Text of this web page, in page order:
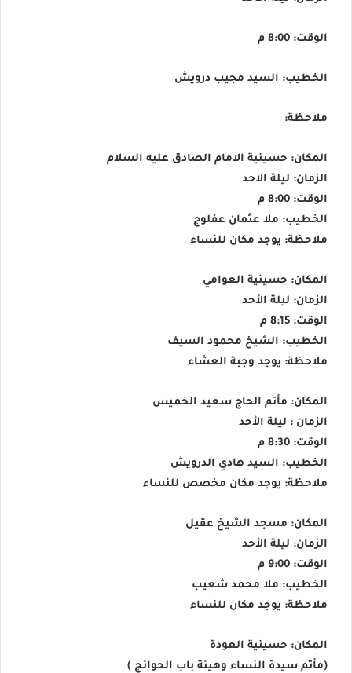
الوقت: 8:00 م
الخطيب: السيد مجيب درويش
ملاحظة:
المكان: حسينية الامام الصادق عليه السلام
الزمان: ليلة الاحد
الوقت: 8:00 م
الخطيب: ملا عثمان عفلوج
ملاحظة: يوجد مكان للنساء
المكان: حسينية العوامي
الزمان: ليلة الأحد
الوقت: 8:15 م
الخطيب: الشيخ محمود السيف
ملاحظة: يوجد وجبة العشاء
المكان: مأتم الحاج سعيد الخميس
الزمان : ليلة الأحد
الوقت: 8:30 م
الخطيب: السيد هادي الدرويش
ملاحظة: يوجد مكان مخصص للنساء
المكان: مسجد الشيخ عقيل
الزمان: ليلة الأحد
الوقت: 9:00 م
الخطيب: ملا محمد شعيب
ملاحظة: يوجد مكان للنساء
المكان: حسينية العودة
(مأتم سيدة النساء وهيئة باب الحوائج )